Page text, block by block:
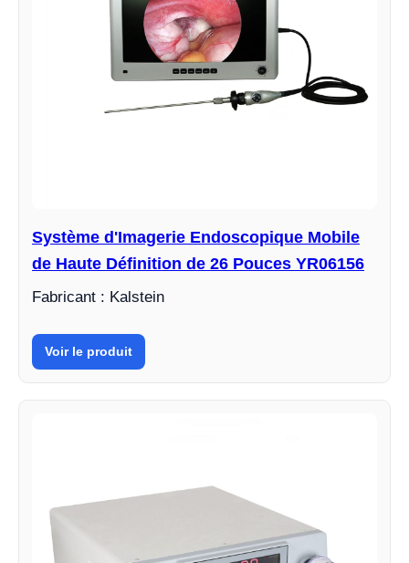
Système d'Imagerie Endoscopique Mobile
de Haute Définition de 26 Pouces YR06156
Fabricant : Kalstein
Voir le produit